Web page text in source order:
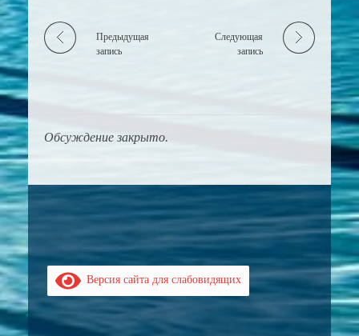
Предыдущая
запись
Следующая
запись
Обсуждение закрыто.
Версия сайта для слабовидящих